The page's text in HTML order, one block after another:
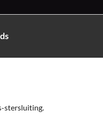
stersluiting.